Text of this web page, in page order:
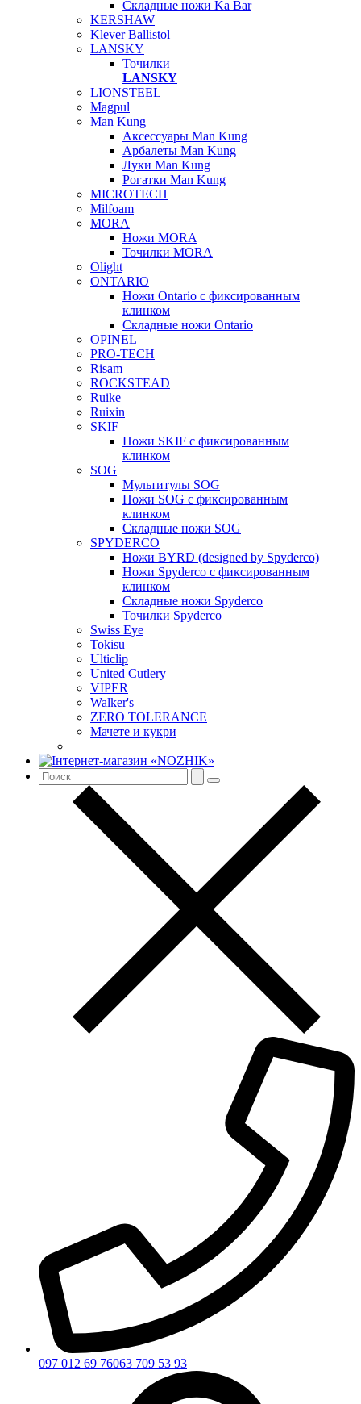
Складные ножи Ka Bar
KERSHAW
Klever Ballistol
LANSKY
Точилки
LANSKY
LIONSTEEL
Magpul
Man Kung
Аксессуары Man Kung
Арбалеты Man Kung
Луки Man Kung
Рогатки Man Kung
MICROTECH
Milfoam
MORA
Ножи MORA
Точилки MORA
Olight
ONTARIO
Ножи Ontario c фиксированным
клинком
Складные ножи Ontario
OPINEL
PRO-TECH
Risam
ROCKSTEAD
Ruike
Ruixin
SKIF
Ножи SKIF с фиксированным
клинком
SOG
Мультитулы SOG
Ножи SOG с фиксированным
клинком
Складные ножи SOG
SPYDERCO
Ножи BYRD (designed by Spyderco)
Ножи Spyderco c фиксированным
клинком
Складные ножи Spyderco
Точилки Spyderco
Swiss Eye
Tokisu
Ulticlip
United Cutlery
VIPER
Walker's
ZERO TOLERANCE
Мачете и кукри
097 012 69 76063 709 53 93